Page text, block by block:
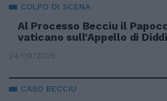
COLPO DI SCENA
Al Processo Becciu il
vaticano sull'Appello di Diddi
24/09/2025
CASO BECCIU